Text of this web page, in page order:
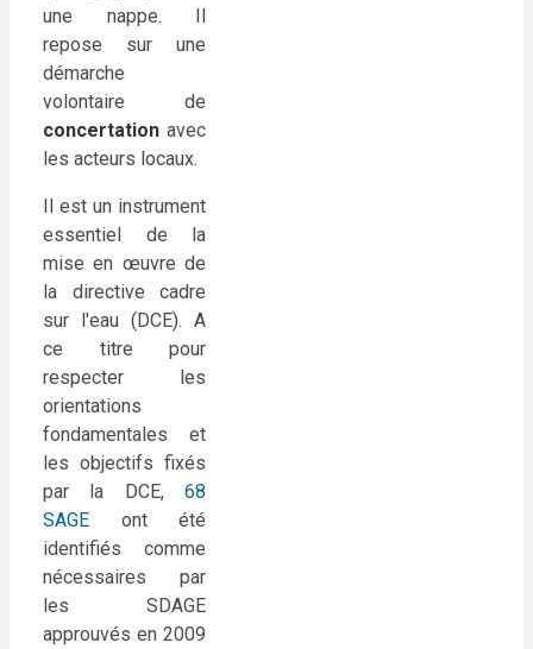
une nappe. Il
repose sur une
démarche
volontaire de
concertation avec
les acteurs locaux.
Il est un instrument
essentiel de la
mise en œuvre de
la directive cadre
sur l'eau (DCE). A
ce titre pour
respecter les
orientations
fondamentales et
les objectifs fixés
par la DCE, 68
SAGE ont été
identifiés comme
nécessaires par
les SDAGE
approuvés en 2009